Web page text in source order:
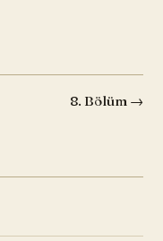
8. Bölüm →